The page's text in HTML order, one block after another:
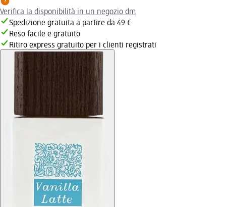
Verifica la disponibilità in un negozio dm
Spedizione gratuita a partire da 49 €
Reso facile e gratuito
Ritiro express gratuito per i clienti registrati